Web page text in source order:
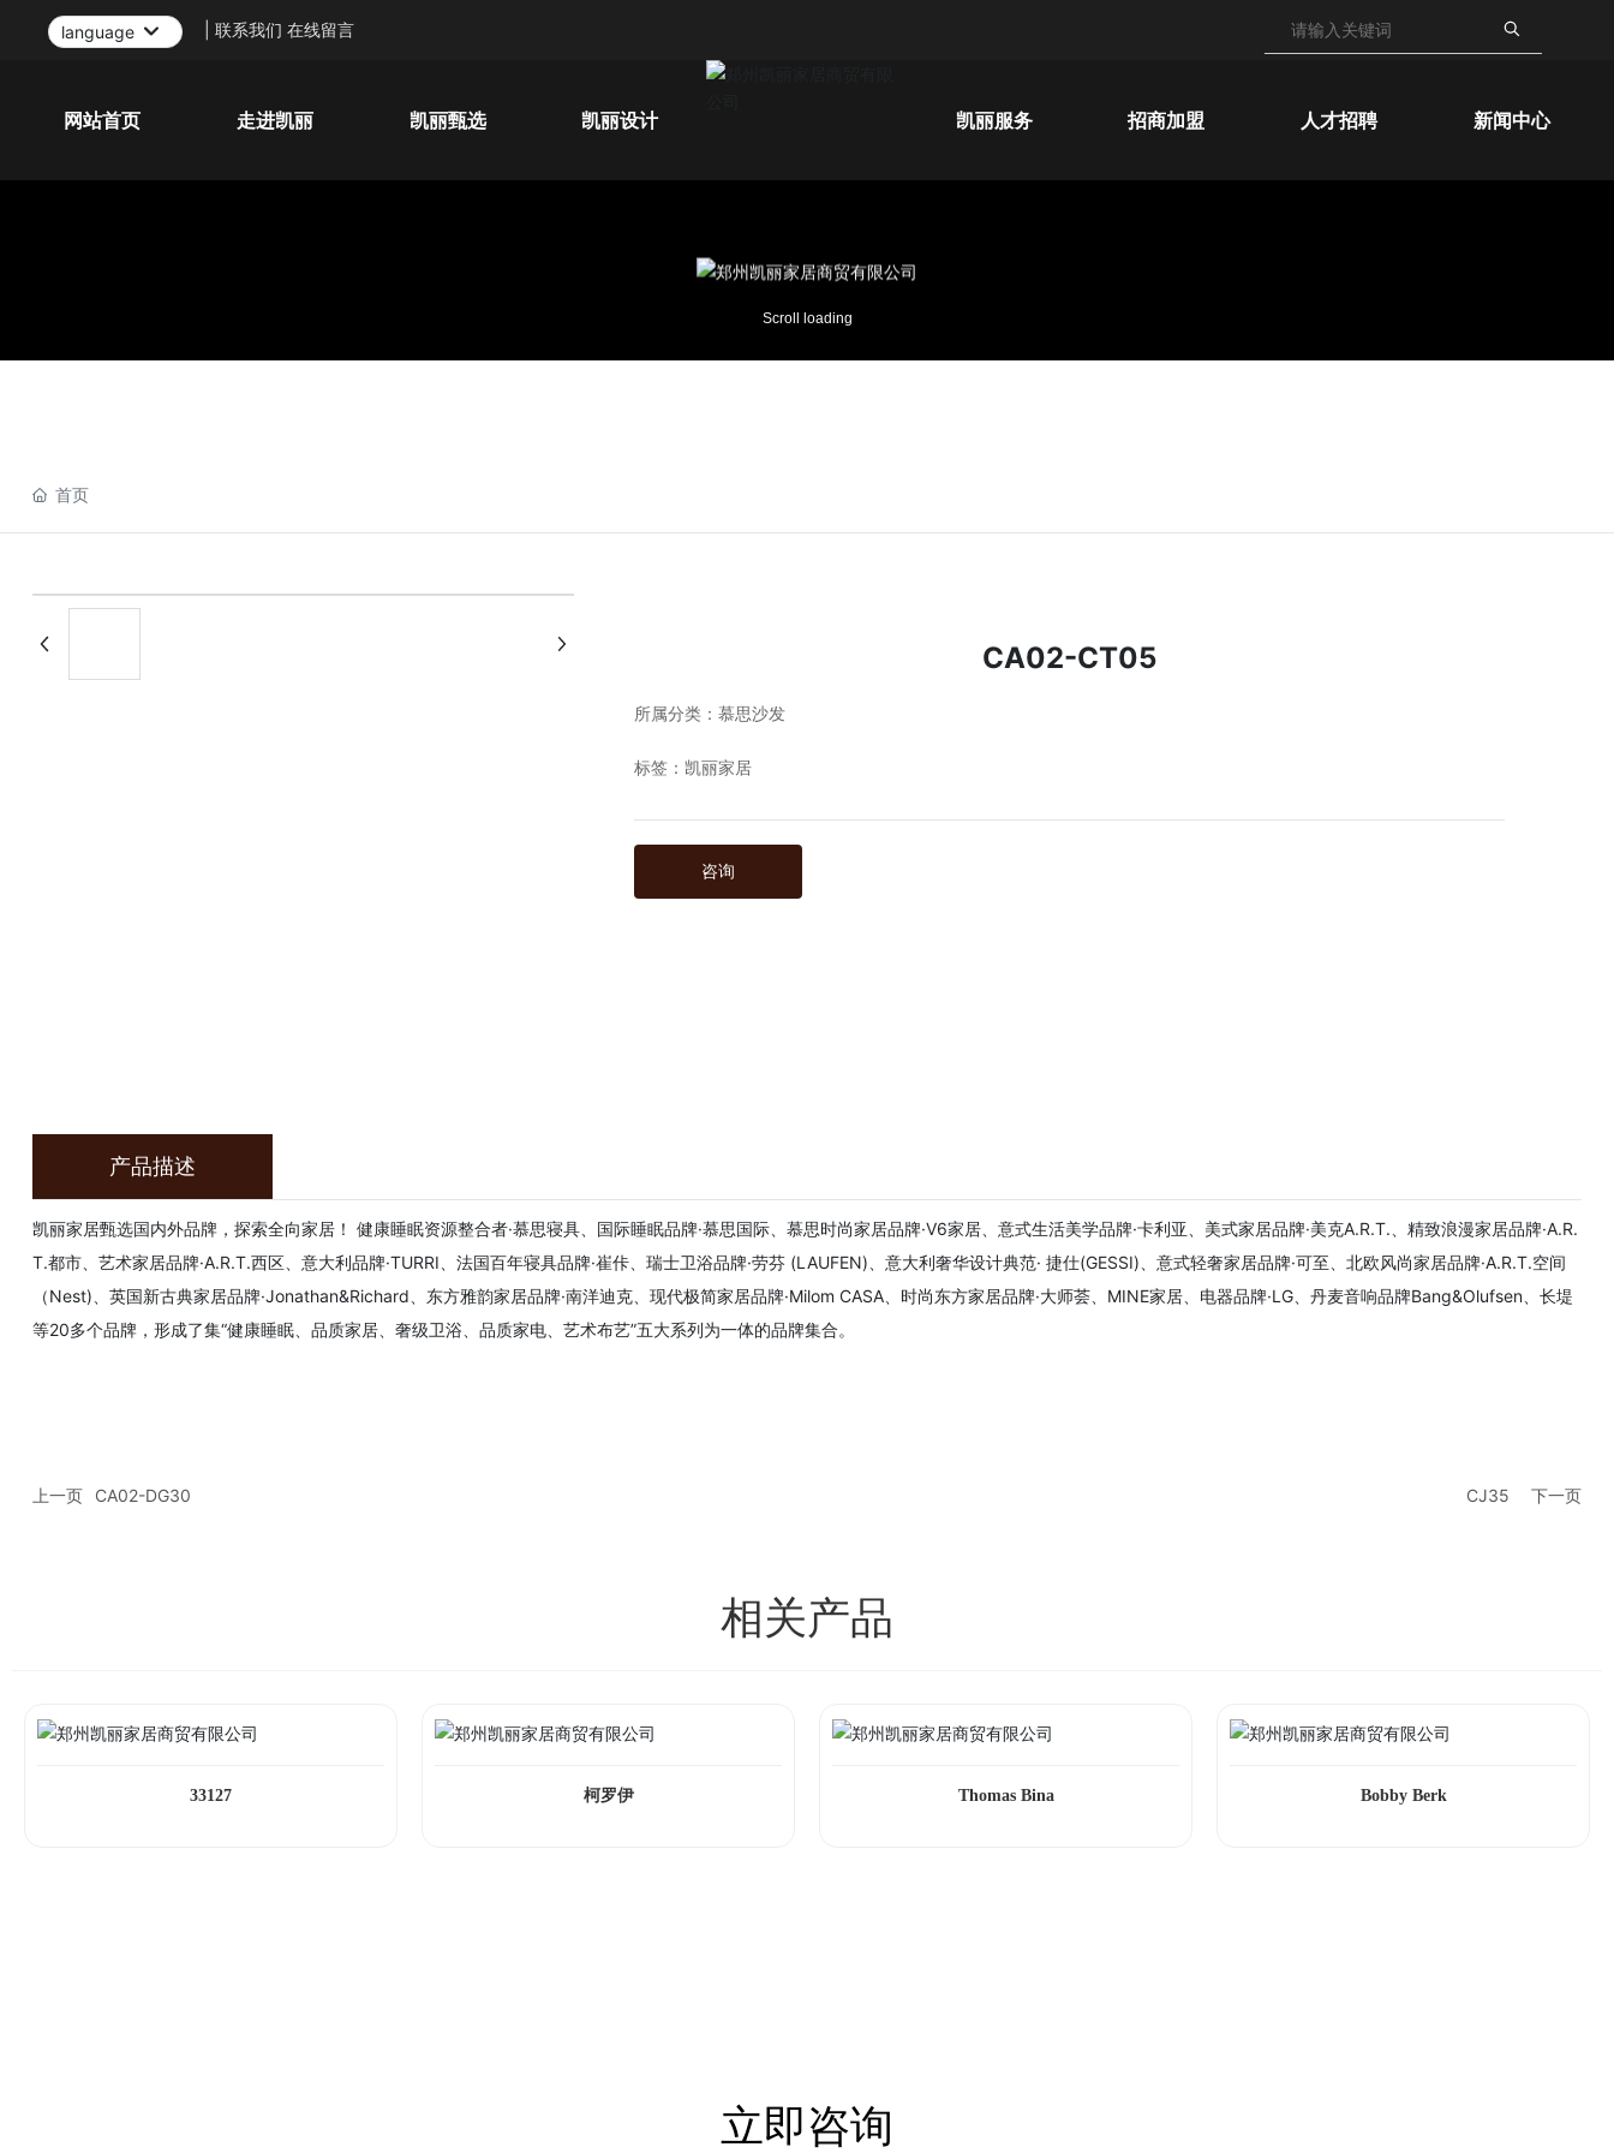
language | 联系我们 在线留言
网站首页 走进凯丽 凯丽甄选 凯丽设计 凯丽服务 招商加盟 人才招聘 新闻中心
Scroll loading
首页
CA02-CT05
所属分类：慕思沙发
标签：凯丽家居
咨询
产品描述
凯丽家居甄选国内外品牌，探索全向家居！ 健康睡眠资源整合者·慕思寝具、国际睡眠品牌·慕思国际、慕思时尚家居品牌·V6家居、意式生活美学品牌·卡利亚、美式家居品牌·美克A.R.T.、精致浪漫家居品牌·A.R.
T.都市、艺术家居品牌·A.R.T.西区、意大利品牌·TURRI、法国百年寝具品牌·崔佧、瑞士卫浴品牌·劳芬 (LAUFEN)、意大利奢华设计典范· 捷仕(GESSI)、意式轻奢家居品牌·可至、北欧风尚家居品牌·A.R.T.空间
（Nest)、英国新古典家居品牌·Jonathan&Richard、东方雅韵家居品牌·南洋迪克、现代极简家居品牌·Milom CASA、时尚东方家居品牌·大师荟、MINE家居、电器品牌·LG、丹麦音响品牌Bang&Olufsen、长堤
等20多个品牌，形成了集“健康睡眠、品质家居、奢级卫浴、品质家电、艺术布艺”五大系列为一体的品牌集合。
上一页 CA02-DG30 CJ35 下一页
相关产品
33127 柯罗伊 Thomas Bina Bobby Berk
立即咨询